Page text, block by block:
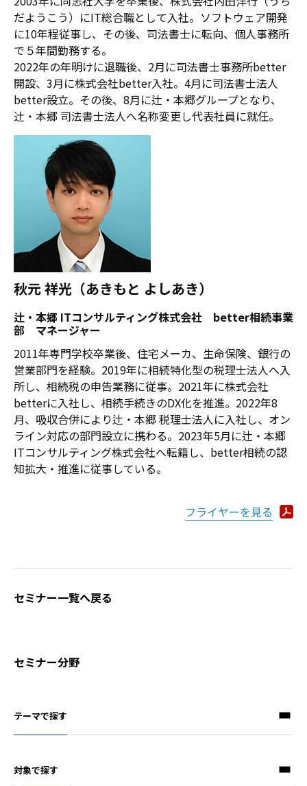
だようこう）にIT総合職として入社。ソフトウェア開発
に10年程従事し、その後、司法書士に転向、個人事務所
で５年間勤務する。
2022年の年明けに退職後、2月に司法書士事務所better
開設、3月に株式会社better入社。4月に司法書士法人
better設立。その後、8月に辻・本郷グループとなり、
辻󠄀・本郷 司法書士法人へ名称変更し代表社員に就任。
秋元 祥光（あきもと よしあき）
辻・本郷 ITコンサルティング株式会社 better相続事業
部 マネージャー
2011年専門学校卒業後、住宅メーカ、生命保険、銀行の
営業部門を経験。2019年に相続特化型の税理士法人へ入
所し、相続税の申告業務に従事。2021年に株式会社
betterに入社し、相続手続きのDX化を推進。2022年8
月、吸収合併により辻・本郷 税理士法人に入社し、オン
ライン対応の部門設立に携わる。2023年5月に辻・本郷
ITコンサルティング株式会社へ転籍し、better相続の認
知拡大・推進に従事している。
フライヤーを見る
セミナー一覧へ戻る
セミナー分野
テーマで探す
対象で探す